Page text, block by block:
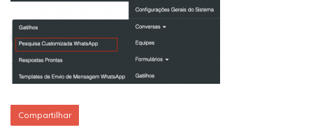
Compartilhar